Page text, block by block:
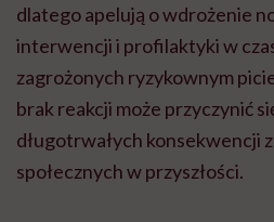
dlatego apelują o wdrożenie
interwencji i profilaktyki w
zagrożonych ryzykownym
brak reakcji może przyczynić
długotrwałych konsekwencji
społecznych w przyszłości.